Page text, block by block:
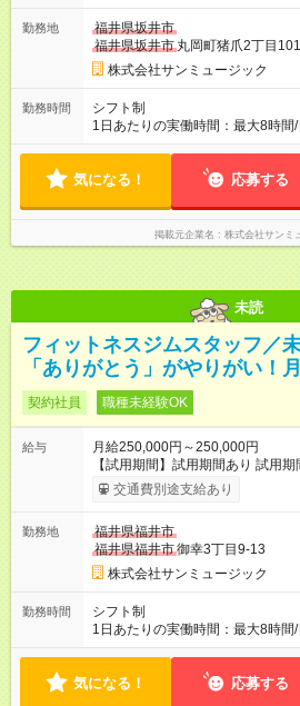
勤務地
福井県坂井市
福井県坂井市 丸岡町猪爪2丁目
株式会社サンミュージック
勤務時間
シフト制
1日あたりの実働時間：最大8時
20：00 ■土日祝／10：00～19：00 ★残業は月数回、30分～
気になる！ 応募する
掲載元企業名 株式会社サンミ
未読
フィットネスジムスタッフ／
「ありがとう」がやりがい！
契約社員 職種未経験OK
給与
月給250,000円～250,000円
【試用期間】試用期間あり 試用
給与は本採用時と同じです。
交通費別途支給あり
勤務地
福井県福井市
福井県福井市御幸3丁目9-13
株式会社サンミュージック
勤務時間
シフト制
1日あたりの実働時間：最大8時
20：00 ■土日祝／10：00～19：00 ★残業は月数回、30分～
気になる！ 応募する